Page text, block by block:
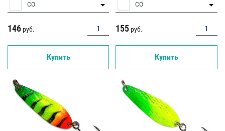
CO
146 руб.
Купить
CO
155 руб.
Купить